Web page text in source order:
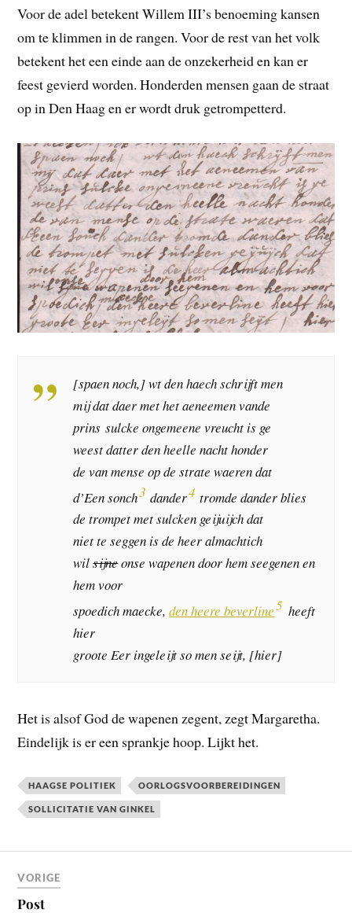
Voor de adel betekent Willem III’s benoeming kansen
om te klimmen in de rangen. Voor de rest van het volk
betekent het een einde aan de onzekerheid en kan er
feest gevierd worden. Honderden mensen gaan de straat
op in Den Haag en er wordt druk getrompetterd.
[spaen noch,] wt den haech schrijft men
mij dat daer met het aeneemen vande
prins sulcke ongemeene vreucht is ge
weest datter den heelle nacht honder
de van mense op de strate waeren dat
d’Een sonch3 dander4 tromde dander blies
de trompet met sulcken geijuijch dat
niet te seggen is de heer almachtich
wilsijneonse wapenen door hem seegenen en
hem voor
spoedich maecke,den heere beverline5 heeft
hier
groote Eer ingeleijt so men seijt, [hier]
Het is alsof God de wapenen zegent, zegt Margaretha.
Eindelijk is er een sprankje hoop. Lijkt het.
HAAGSE POLITIEK OORLOGSVOORBEREIDINGEN
SOLLICITATIE VAN GINKEL
VORIGE
Post